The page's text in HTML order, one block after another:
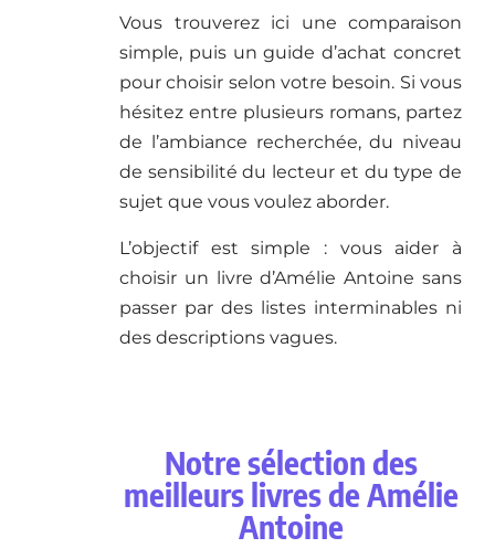
Vous trouverez ici une comparaison
simple, puis un guide d’achat concret
pour choisir selon votre besoin. Si vous
hésitez entre plusieurs romans, partez
de l’ambiance recherchée, du niveau
de sensibilité du lecteur et du type de
sujet que vous voulez aborder.
L’objectif est simple : vous aider à
choisir un livre d’Amélie Antoine sans
passer par des listes interminables ni
des descriptions vagues.
Notre sélection des
meilleurs livres de Amélie
Antoine